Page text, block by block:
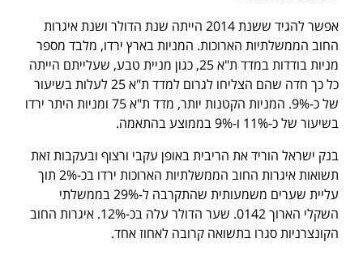
אפשר להגיד ששנת 2014 הייתה שנת הדולר ושנת איגרות
החוב הממשלתיות הארוכות. המניות בארץ ירדו, מלבד מספר
מניות בודדות במדד ת"א 25, כגון מניית טבע, שעלייתם הייתה
כל כך חדה שהם הצליחו לגרום למדד ת"א 25 לעלות בשיעור
של כ-9%. המניות הקטנות יותר, מדד ת"א 75 ומניות היתר ירדו
בשיעור של כ-11% ו-9% בממוצע בהתאמה.
בנק ישראל הוריד את הריבית באופן עקבי ורצוף ובעקבות זאת
תשואות איגרות החוב הממשלתיות הארוכות ירדו בכ-2% תוך
עליית שערים משמעותית שהתקרבה ל-29% בממשלתי
השקלי הארוך 0142. שער הדולר עלה בכ-12%. איגרות החוב
הקונצרניות סגרו בתשואה קרובה לאחוז אחד.